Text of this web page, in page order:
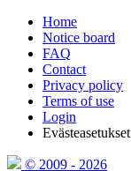
Home
Notice board
FAQ
Contact
Privacy policy
Terms of use
Login
Evästeasetukset
© 2009 - 2026